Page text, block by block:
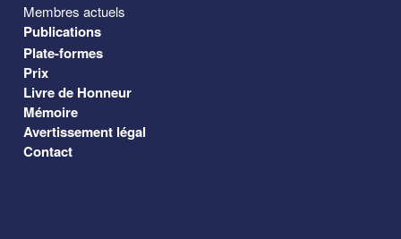
Membres actuels
Publications
Plate-formes
Prix
Livre de Honneur
Mémoire
Avertissement légal
Contact